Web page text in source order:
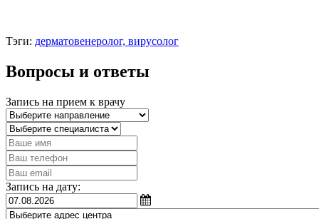
Тэги: дерматовенеролог, вирусолог
Вопросы и ответы
Запись на прием к врачу
Запись на дату: